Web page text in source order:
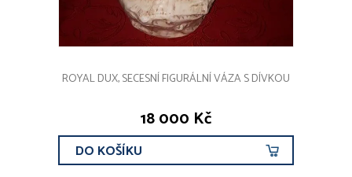
ROYAL DUX, SECESNÍ FIGURÁLNÍ VÁZA S DÍVKOU
18 000 Kč
DO KOŠÍKU